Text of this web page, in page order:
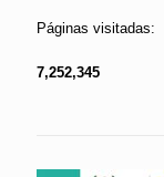
Páginas visitadas:
7,252,345